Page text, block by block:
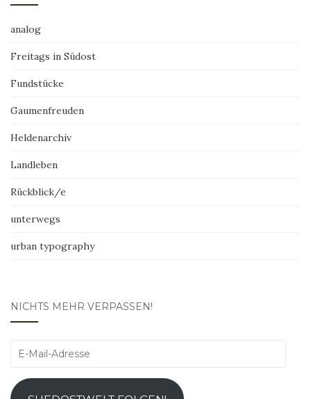
analog
Freitags in Südost
Fundstücke
Gaumenfreuden
Heldenarchiv
Landleben
Rückblick/e
unterwegs
urban typography
NICHTS MEHR VERPASSEN!
E-
Adresse